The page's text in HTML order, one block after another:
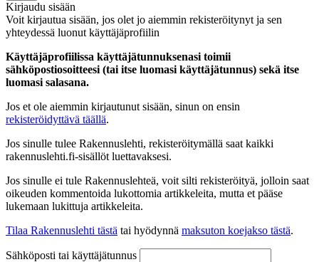
Kirjaudu sisään
Voit kirjautua sisään, jos olet jo aiemmin rekisteröitynyt ja sen
yhteydessä luonut käyttäjäprofiilin
Käyttäjäprofiilissa käyttäjätunnuksenasi toimii
sähköpostiosoitteesi (tai itse luomasi käyttäjätunnus) sekä itse
luomasi salasana.
Jos et ole aiemmin kirjautunut sisään, sinun on ensin
rekisteröidyttävä täällä.
Jos sinulle tulee Rakennuslehti, rekisteröitymällä saat kaikki
rakennuslehti.fi-sisällöt luettavaksesi.
Jos sinulle ei tule Rakennuslehteä, voit silti rekisteröityä, jolloin saat
oikeuden kommentoida lukottomia artikkeleita, mutta et pääse
lukemaan lukittuja artikkeleita.
Tilaa Rakennuslehti tästä tai hyödynnä maksuton koejakso tästä.
Sähköposti tai käyttäjätunnus